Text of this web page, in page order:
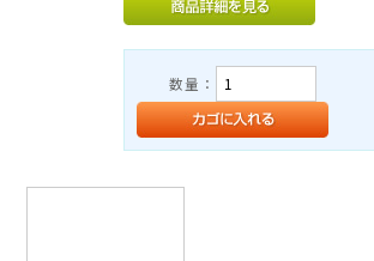
TEL：03-3525-8351
info@rental-store.jp
平日 10:00-19:00 土日祝11:00-18:00
東京都千代田区神田須田町1-5 KSビル2F
数量：